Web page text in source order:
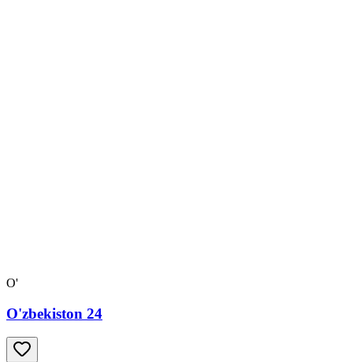
O'
O'zbekiston 24